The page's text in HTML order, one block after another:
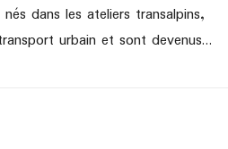
dans les ateliers transalpins,
urbain et sont devenus…